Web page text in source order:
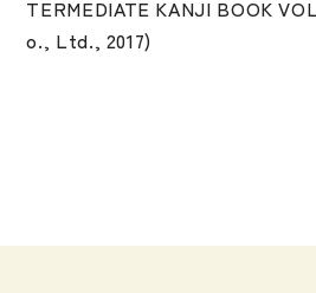
TERMEDIATE KANJI BOOK
o., Ltd., 2017)